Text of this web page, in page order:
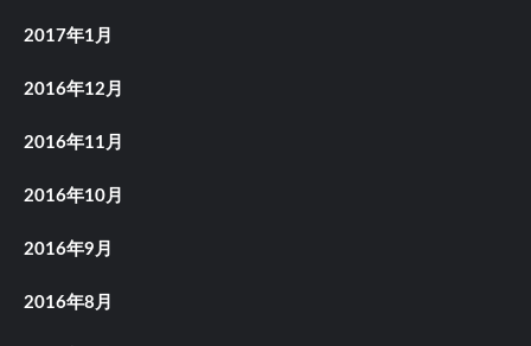
2017年1月
2016年12月
2016年11月
2016年10月
2016年9月
2016年8月